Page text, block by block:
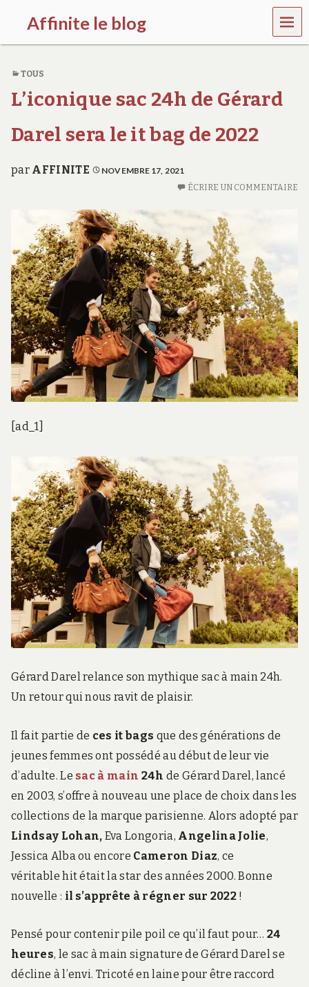
Affinite le blog
e
p
l
u
s
i
MEN
U
TOUS
L’iconique sac 24h de Gérard
Darel sera le it bag de 2022
par AFFINITE NOVEMBRE 17, 2021
ÉCRIRE UN COMMENTAIRE
[ad_1]
Gérard Darel relance son mythique sac à main 24h.
Un retour qui nous ravit de plaisir.
Il fait partie de ces it bags que des générations de
jeunes femmes ont possédé au début de leur vie
d’adulte. Le sac à main 24h de Gérard Darel, lancé
en 2003, s’offre à nouveau une place de choix dans les
collections de la marque parisienne. Alors adopté par
Lindsay Lohan, Eva Longoria, Angelina Jolie,
Jessica Alba ou encore Cameron Diaz, ce
véritable hit était la star des années 2000. Bonne
nouvelle : il s’apprête à régner sur 2022 !
Pensé pour contenir pile poil ce qu’il faut pour… 24
heures, le sac à main signature de Gérard Darel se
décline à l’envi. Tricoté en laine pour être raccord